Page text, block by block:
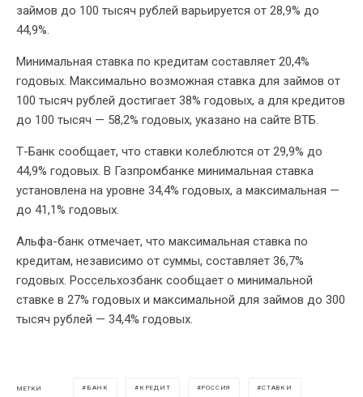
займов до 100 тысяч рублей варьируется от 28,9% до
44,9%.
Минимальная ставка по кредитам составляет 20,4%
годовых. Максимально возможная ставка для займов от
100 тысяч рублей достигает 38% годовых, а для кредитов
до 100 тысяч — 58,2% годовых, указано на сайте ВТБ.
Т-Банк сообщает, что ставки колеблются от 29,9% до
44,9% годовых. В Газпромбанке минимальная ставка
установлена на уровне 34,4% годовых, а максимальная —
до 41,1% годовых.
Альфа-банк отмечает, что максимальная ставка по
кредитам, независимо от суммы, составляет 36,7%
годовых. Россельхозбанк сообщает о минимальной
ставке в 27% годовых и максимальной для займов до 300
тысяч рублей — 34,4% годовых.
МЕТКИ БАНК КРЕДИТ РОССИЯ СТАВКИ